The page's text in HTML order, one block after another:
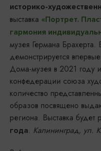
историко-
выставка «Портрет.
гармония
музея Германа Брахерта.
демонстрируется
Дома-музея в 2021 году
конфедерации союза
количество
образов посвящено
региона. Выставка будет
года. Калининград, ул.